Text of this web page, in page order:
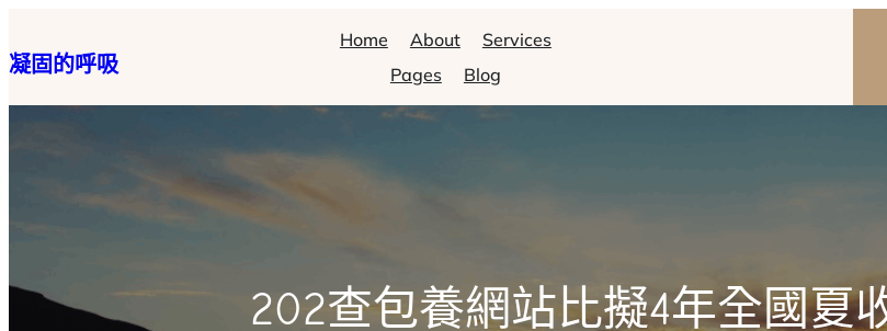
至
主
凝固的呼吸
Home About
Services
Pages
Blog
202查包養網站比擬4年全國夏